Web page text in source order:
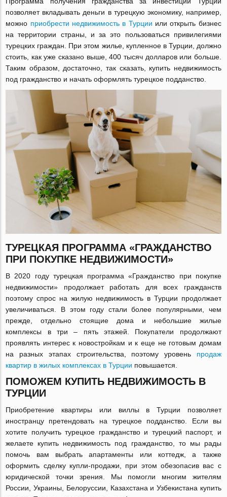
позволяет вкладывать деньги в турецкую экономику, например,
можно приобрести недвижимость в Турции или открыть бизнес
на территории страны, и за это пользоваться привилегиями
турецких граждан. При этом жилье, купленное в Турции, должно
стоить, как уже сказано выше, 400 тысяч долларов или больше.
Таким образом, достаточно, так сказать, купить недвижимость
под гражданство и начать оформлять турецкое подданство.
ТУРЕЦКАЯ ПРОГРАММА «ГРАЖДАНСТВО
ПРИ ПОКУПКЕ НЕДВИЖИМОСТИ»
В 2020 году турецкая программа «Гражданство при покупке
недвижимости» продолжает работать для всех гражданств
поэтому спрос на жилую недвижимость в Турции продолжает
увеличиваться. В этом году стали более популярными, чем
прежде, отдельно стоящие дома и небольшие жилые
комплексы в три – пять этажей. Покупатели продолжают
проявлять интерес к новостройкам и к еще не готовым домам
на разных этапах строительства, поэтому уровень продаж
квартир в жилых комплексах в Турции повышается.
ПОМОЖЕМ КУПИТЬ НЕДВИЖИМОСТЬ В
ТУРЦИИ
Приобретение квартиры или виллы в Турции позволяет
иностранцу претендовать на турецкое подданство. Если вы
хотите получить турецкое гражданство и турецкий паспорт, и
желаете купить недвижимость под гражданство, то мы рады
помочь вам выбрать апартаменты или коттедж, а также
оформить сделку купли-продажи, при этом обезопасив вас с
юридической точки зрения. Мы помогли многим жителям
России, Украины, Белоруссии, Казахстана и Узбекистана купить